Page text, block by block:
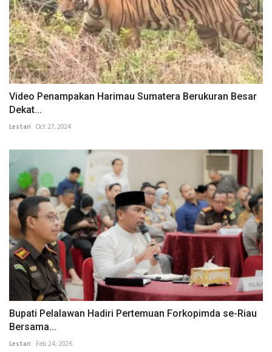
Video Penampakan Harimau Sumatera Berukuran Besar
Dekat...
Lestari Oct 27, 2024
Bupati Pelalawan Hadiri Pertemuan Forkopimda se-Riau
Bersama...
Lestari Feb 24, 2026